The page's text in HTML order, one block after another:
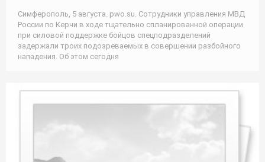
Симферополь, 5 августа. pwo.su. Сотрудники управления МВД
России по Керчи в ходе тщательно спланированной операции
при силовой поддержке бойцов спецподразделений
задержали троих подозреваемых в совершении разбойного
нападения. Об этом сегодня